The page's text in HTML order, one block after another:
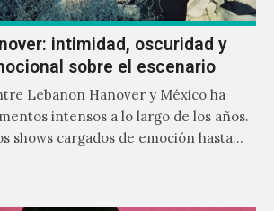
intimidad, oscuridad y
sobre el escenario
Lebanon Hanover y México ha
intensos a lo largo de los años.
shows cargados de emoción hasta